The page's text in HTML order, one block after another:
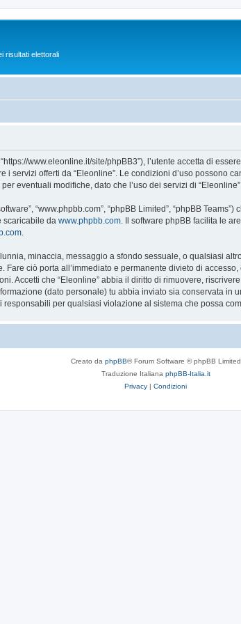
risultati elettorali
www.eleonline.it/site/phpBB3”), l’utente accetta di
servizi offerti da “Eleonline”. Le condizioni d’uso possono
eventuali modifiche, dato che l’uso dei servizi di
“www.phpbb.com”, “phpBB Limited”, “phpBB
scaricabile da www.phpbb.com . Il software phpBB facilita le
minaccia, messaggio a sfondo sessuale, o qualsiasi
Fare ciò porta all’immediato e permanente divieto di
Accetti che “Eleonline” abbia il diritto di rimuovere,
(dato personale) tu abbia inviato sia conservata
per qualsiasi violazione al sistema che possa
Creato da phpBB® Forum Software © phpBB Limited
Traduzione Italiana phpBB-Italia.it
Privacy | Condizioni